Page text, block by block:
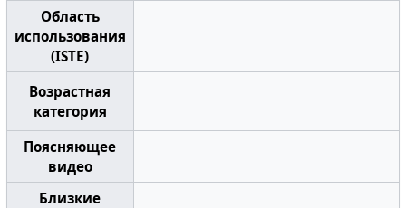
Область
использования
(ISTE)
Возрастная
категория
Поясняющее
видео
Близкие